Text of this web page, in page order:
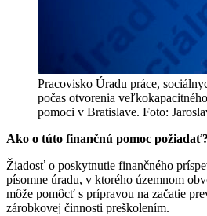
Pracovisko Úradu práce,
počas otvorenia
pomoci v Bratislave. Foto:
Ako o túto finančnú pomoc požiadať?
Žiadosť o poskytnutie finančného
písomne úradu, v ktorého územnom
môže pomôcť s prípravou na začatie
zárobkovej činnosti preškolením.